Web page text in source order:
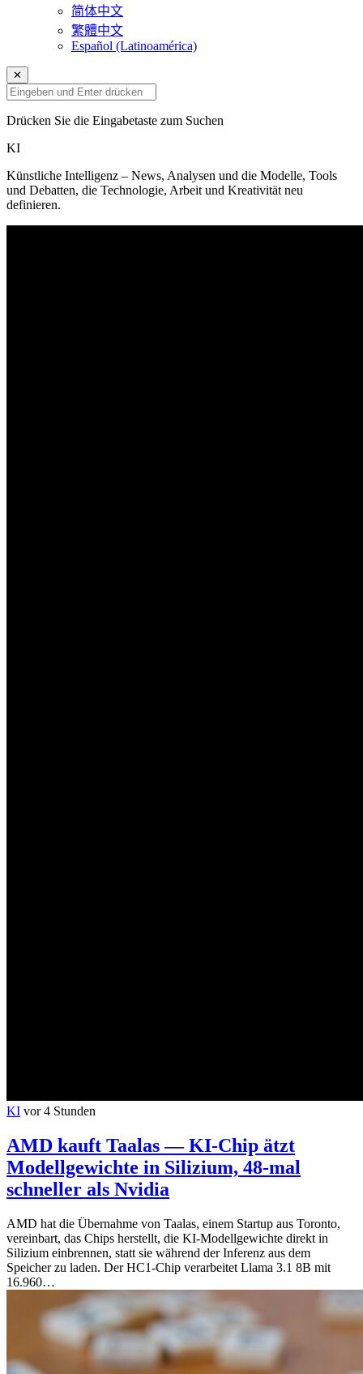
简体中文
繁體中文
Español (Latinoamérica)
✕
Drücken Sie die Eingabetaste zum Suchen
KI
Künstliche Intelligenz – News, Analysen und die Modelle, Tools
und Debatten, die Technologie, Arbeit und Kreativität neu
definieren.
KI vor 4 Stunden
AMD kauft Taalas — KI-Chip ätzt
Modellgewichte in Silizium, 48-mal
schneller als Nvidia
AMD hat die Übernahme von Taalas, einem Startup aus Toronto,
vereinbart, das Chips herstellt, die KI-Modellgewichte direkt in
Silizium einbrennen, statt sie während der Inferenz aus dem
Speicher zu laden. Der HC1-Chip verarbeitet Llama 3.1 8B mit
16.960…